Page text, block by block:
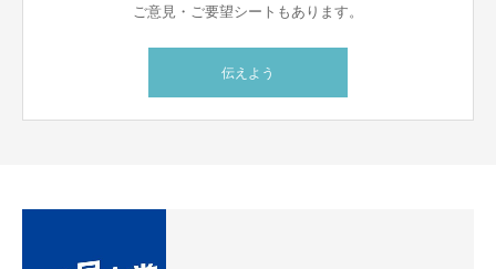
ご意見・ご要望シートもあります。
伝えよう